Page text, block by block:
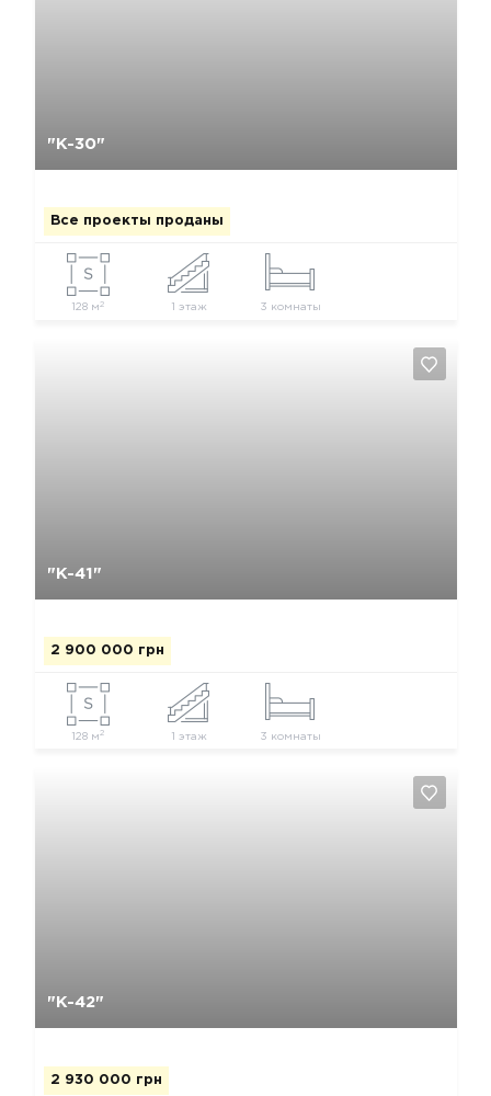
"К-30"
Все проекты проданы
128 м 2 1 этаж 3 комнаты
"К-41"
2 900 000 грн
128 м2 1 этаж 3 комнаты
"К-42"
2 930 000 грн